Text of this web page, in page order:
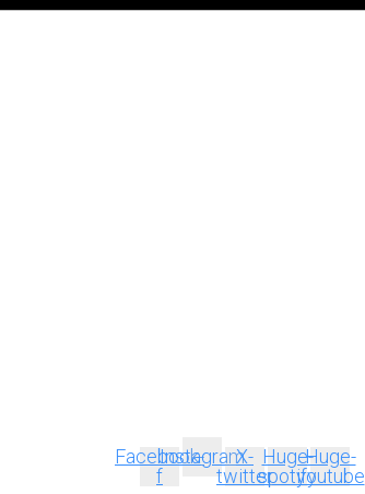
Facebook-
f
InstagramX-
twitter
Huge-
spotify
Huge-
youtube